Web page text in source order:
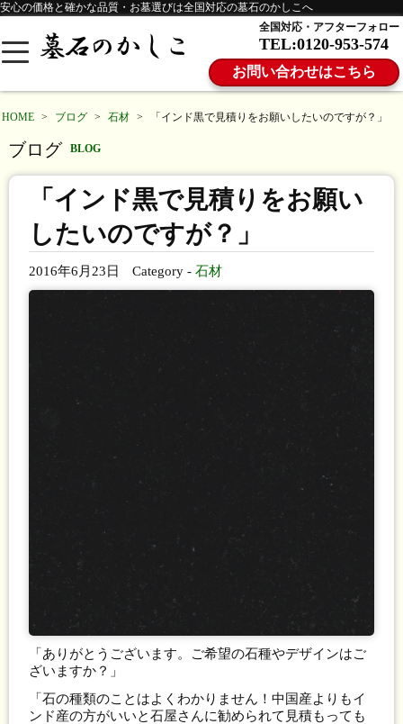
安心の価格と確かな品質・お墓選びは全国対応の墓石のかしこへ
全国対応・アフターフォロー
TEL:0120-953-574
お問い合わせはこちら
HOME > ブログ > 石材 > 「インド黒で見積りをお願いしたいのですが？」
ブログ BLOG
「インド黒で見積りをお願い
したいのですが？」
2016年6月23日 Category -石材
「ありがとうございます。ご希望の石種やデザインはご
ざいますか？」
「石の種類のことはよくわかりません！中国産よりもイ
ンド産の方がいいと石屋さんに勧められて見積もっても